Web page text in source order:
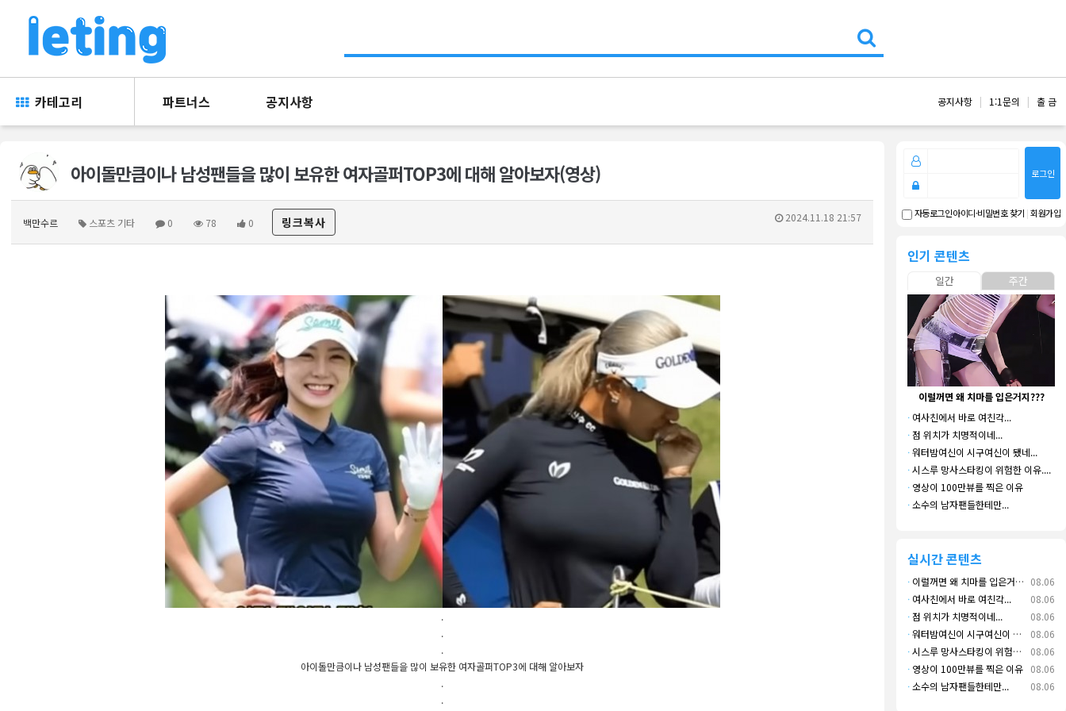
카테고리 파트너스 공지사항 공지사항 1:1문의 출 금
아이돌만큼이나 남성팬들을 많이 보유한 여자골퍼TOP3에 대해 알아보자(영상)
백만수르 스포츠 기타 0 78 0 2024.11.18 21:57
링크복사
.
.
.
아이돌만큼이나 남성팬들을 많이 보유한 여자골퍼TOP3에 대해 알아보자
.
.
로그인
자동로그인아이디·비밀번호 찾기 |회원가입
인기 콘텐츠
일간 주간
이럴꺼면 왜 치마를 입은거지???
· 여사친에서 바로 여친각...
·점 위치가 치명적이네...
·워터밤여신이 시구여신이 됐네...
·시스루 망사스타킹이 위험한 이유....
· 영상이 100만뷰를 찍은 이유
·소수의 남자팬들한테만...
실시간 콘텐츠
08.06
· 이럴꺼면 왜 치마를 입은거지???
08.06
· 여사친에서 바로 여친각...
08.06
·점 위치가 치명적이네...
08.06
·워터밤여신이 시구여신이 됐네...
08.06
·시스루 망사스타킹이 위험한 이유....
08.06
· 영상이 100만뷰를 찍은 이유
08.06
·소수의 남자팬들한테만...